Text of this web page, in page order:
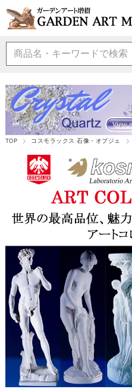
TOP コスモラックス 石像・オブジェ